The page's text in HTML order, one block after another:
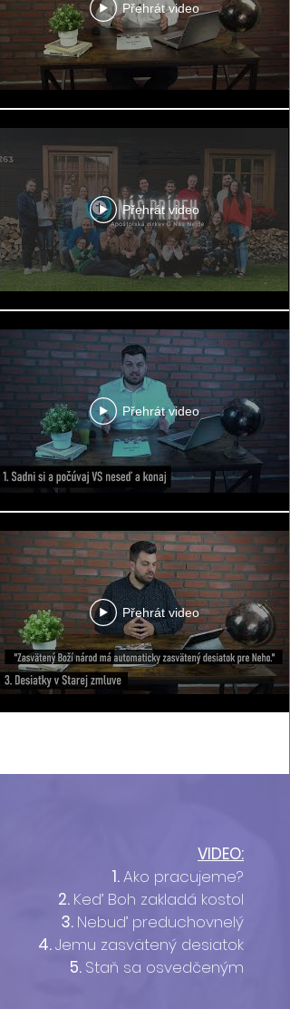
Přehrát video
Přehrát video
Přehrát video
Přehrát video
VIDEO:
1.Ako pracujeme?
2. Keď Boh zakladá kostol
3. Nebuď preduchovnelý
4.Jemu zasvätený desiatok
5. Staň sa osvedčeným